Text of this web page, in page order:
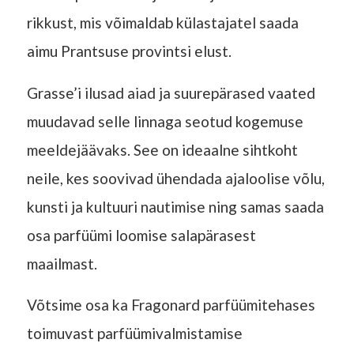
rikkust, mis võimaldab külastajatel saada
aimu Prantsuse provintsi elust.
Grasse’i ilusad aiad ja suurepärased vaated
muudavad selle linnaga seotud kogemuse
meeldejäävaks. See on ideaalne sihtkoht
neile, kes soovivad ühendada ajaloolise võlu,
kunsti ja kultuuri nautimise ning samas saada
osa parfüümi loomise salapärasest
maailmast.
Võtsime osa ka Fragonard parfüümitehases
toimuvast parfüümivalmistamise